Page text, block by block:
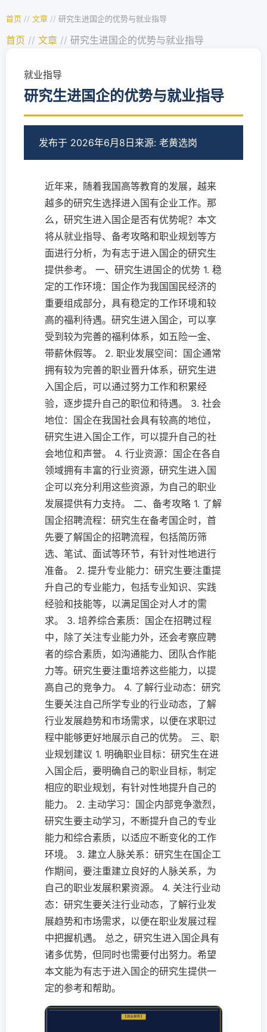
首页 // 文章 // 研究生进国企的优势与就业指导
首页 // 文章 // 研究生进国企的优势与就业指导
就业指导
研究生进国企的优势与就业指导
发布于 2026年6月8日 来源: 老黄选岗
近年来，随着我国高等教育的发展，越来
越多的研究生选择进入国有企业工作。那
么，研究生进入国企是否有优势呢？本文
将从就业指导、备考攻略和职业规划等方
面进行分析，为有志于进入国企的研究生
提供参考。 一、研究生进国企的优势 1. 稳
定的工作环境：国企作为我国国民经济的
重要组成部分，具有稳定的工作环境和较
高的福利待遇。研究生进入国企，可以享
受到较为完善的福利体系，如五险一金、
带薪休假等。 2. 职业发展空间：国企通常
拥有较为完善的职业晋升体系，研究生进
入国企后，可以通过努力工作和积累经
验，逐步提升自己的职位和待遇。 3. 社会
地位：国企在我国社会具有较高的地位，
研究生进入国企工作，可以提升自己的社
会地位和声誉。 4. 行业资源：国企在各自
领域拥有丰富的行业资源，研究生进入国
企可以充分利用这些资源，为自己的职业
发展提供有力支持。 二、备考攻略 1. 了解
国企招聘流程：研究生在备考国企时，首
先要了解国企的招聘流程，包括简历筛
选、笔试、面试等环节，有针对性地进行
准备。 2. 提升专业能力：研究生要注重提
升自己的专业能力，包括专业知识、实践
经验和技能等，以满足国企对人才的需
求。 3. 培养综合素质：国企在招聘过程
中，除了关注专业能力外，还会考察应聘
者的综合素质，如沟通能力、团队合作能
力等。研究生要注重培养这些能力，以提
高自己的竞争力。 4. 了解行业动态：研究
生要关注自己所学专业的行业动态，了解
行业发展趋势和市场需求，以便在求职过
程中能够更好地展示自己的优势。 三、职
业规划建议 1. 明确职业目标：研究生在进
入国企后，要明确自己的职业目标，制定
相应的职业规划，有针对性地提升自己的
能力。 2. 主动学习：国企内部竞争激烈，
研究生要主动学习，不断提升自己的专业
能力和综合素质，以适应不断变化的工作
环境。 3. 建立人脉关系：研究生在国企工
作期间，要注重建立良好的人脉关系，为
自己的职业发展积累资源。 4. 关注行业动
态：研究生要关注行业动态，了解行业发
展趋势和市场需求，以便在职业发展过程
中把握机遇。 总之，研究生进入国企具有
诸多优势，但同时也需要付出努力。希望
本文能为有志于进入国企的研究生提供一
定的参考和帮助。